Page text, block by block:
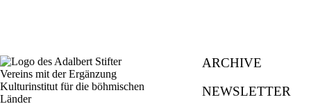
ARCHIVE
NEWSLETTER